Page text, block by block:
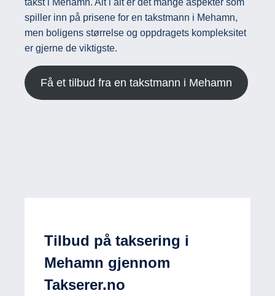
spiller inn på prisene for en takstmann i Mehamn,
men boligens størrelse og oppdragets kompleksitet
er gjerne de viktigste.
Få et tilbud fra en takstmann i Mehamn
Tilbud på taksering i
Mehamn gjennom
Takserer.no